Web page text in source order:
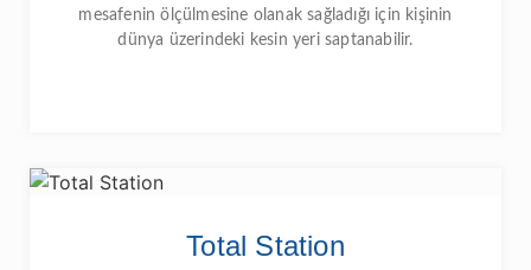
mesafenin ölçülmesine olanak sağladığı için kişinin
dünya üzerindeki kesin yeri saptanabilir.
Total Station